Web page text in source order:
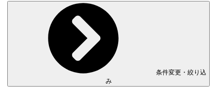
条件変更・絞り込
み